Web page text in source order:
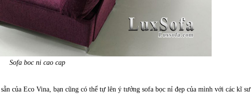
Sofa boc ni cao cap
của Eco Vina, bạn cũng có thể tự lên ý tưởng sofa bọc nỉ đẹp của mình với các kĩ sư